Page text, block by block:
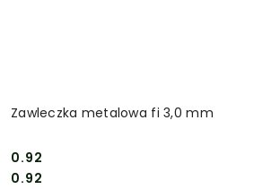
Zawleczka metalowa fi 3,0 mm
Cena:
0.92
Cena:
0.92